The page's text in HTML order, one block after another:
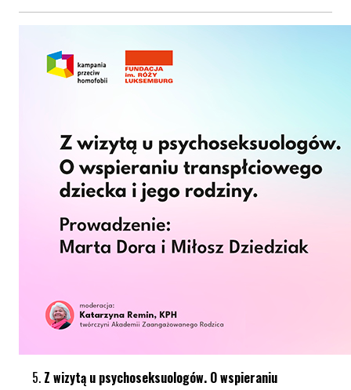
Z wizytą u psychoseksuologów. O wspieraniu